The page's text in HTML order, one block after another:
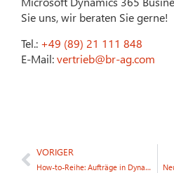
Sie uns, wir beraten Sie gerne!
Tel.: +49 (89) 21 111 848
E-Mail:vertrieb@br-ag.com
VORIGER
How-to-Reihe: Aufträge in Dynamics 365 Business Central erstellen